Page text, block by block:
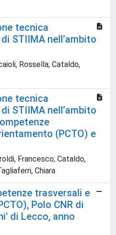
tecnica
STIIMA nell’ambito
Rossella; Cataldo,
tecnica
STIIMA nell’ambito
(PCTO) e
Francesco; Cataldo,
Chiara
trasversali e
Polo CNR di
di Lecco, anno